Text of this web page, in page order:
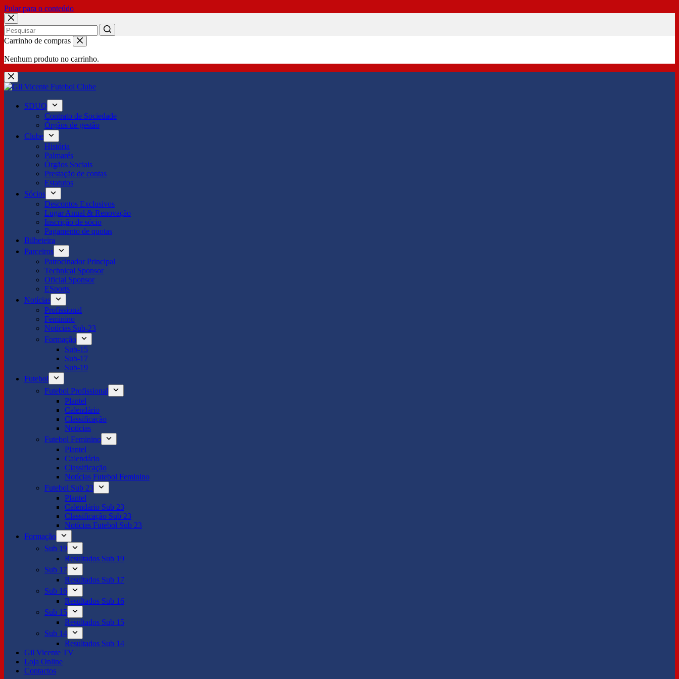
Pular para o conteúdo
No
Carrinho de compras
Nenhum produto no carrinho.
SDUQ
Contrato de Sociedade
Órgãos de gestão
Clube
História
Palmarés
Órgãos Sociais
Prestação de contas
Estatutos
Sócios
Descontos Exclusivos
Lugar Anual & Renovação
Inscrição de sócio
Pagamento de quotas
Bilheteira
Parceiros
Patrocinador Principal
Technical Sponsor
Oficial Sponsor
ESports
Notícias
Profissional
Feminino
Notícias Sub-23
Formação
Sub-15
Sub-17
Sub-19
Futebol
Futebol Profissional
Plantel
Calendário
Classificação
Notícias
Futebol Feminino
Plantel
Calendário
Classificação
Notícias Futebol Feminino
Futebol Sub 23
Plantel
Calendário Sub 23
Classificação Sub 23
Notícias Futebol Sub 23
Formação
Sub 19
Resultados Sub 19
Sub 17
Resultados Sub 17
Sub 16
Resultados Sub 16
Sub 15
Resultados Sub 15
Sub 14
Resultados Sub 14
Gil Vicente TV
Loja Online
Contactos